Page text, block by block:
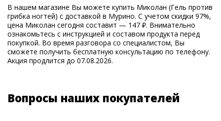
В нашем магазине Вы можете купить Миколан (Гель против
грибка ногтей) с доставкой в Мурино. С учетом скидки 97%,
цена Миколан сегодня составит — 147 ₽. Внимательно
ознакомьтесь с инструкцией и составом продукта перед
покупкой. Во время разговора со специалистом, Вы
сможете получить бесплатную консультацию по телефону.
Акция продлится до 07.08.2026.
Вопросы наших покупателей